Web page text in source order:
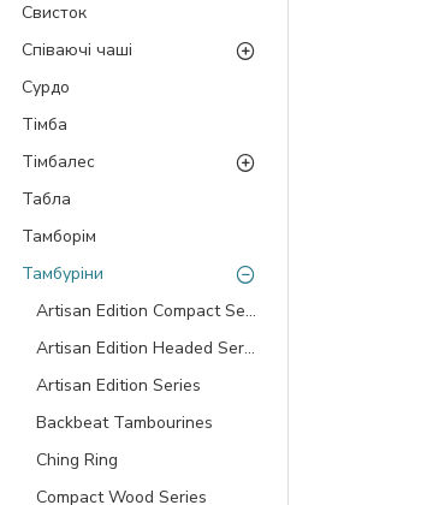
Свисток
Співаючі чаші
Сурдо
Тімба
Тімбалес
Табла
Тамборім
Тамбуріни
Artisan Edition Compact Series
Artisan Edition Headed Series
Artisan Edition Series
Backbeat Tambourines
Ching Ring
Compact Wood Series